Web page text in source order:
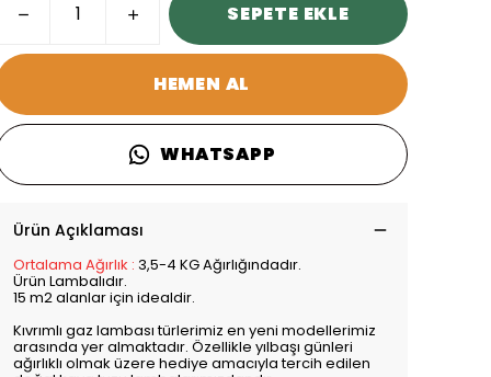
SEPETE EKLE
HEMEN AL
WHATSAPP
Ürün Açıklaması
Ortalama Ağırlık : 3,5-4 KG Ağırlığındadır.
Ürün Lambalıdır.
15 m2 alanlar için idealdir.
Kıvrımlı gaz lambası türlerimiz en yeni modellerimiz
arasında yer almaktadır. Özellikle yılbaşı günleri
ağırlıklı olmak üzere hediye amacıyla tercih edilen